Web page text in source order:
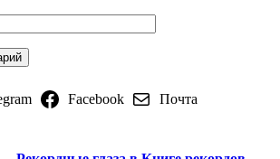
Facebook Почта